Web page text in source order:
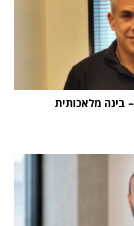
"העתיד הוא Physical AI – בינה מלאכותית